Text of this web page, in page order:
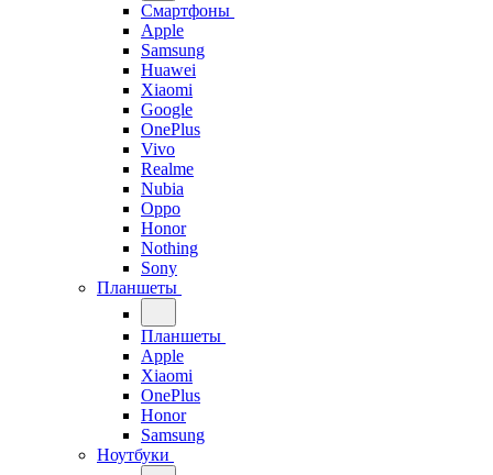
Смартфоны
Apple
Samsung
Huawei
Xiaomi
Google
OnePlus
Vivo
Realme
Nubia
Oppo
Honor
Nothing
Sony
Планшеты
Планшеты
Apple
Xiaomi
OnePlus
Honor
Samsung
Ноутбуки